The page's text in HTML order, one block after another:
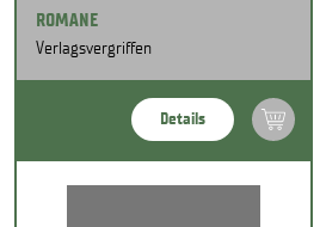
ROMANE
Verlagsvergriffen
Details